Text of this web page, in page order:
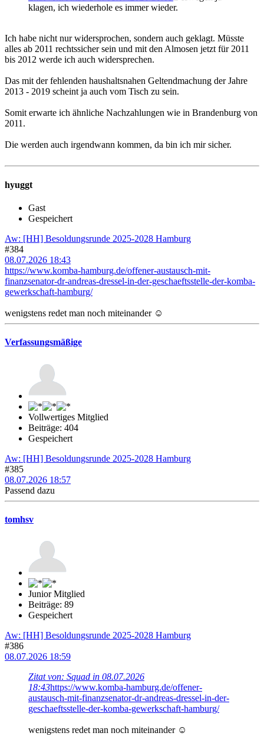
klagen, ich wiederhole es immer wieder.
Ich habe nicht nur widersprochen, sondern auch geklagt. Müsste
alles ab 2011 rechtssicher sein und mit den Almosen jetzt für 2011
bis 2012 werde ich auch widersprechen.
Das mit der fehlenden haushaltsnahen Geltendmachung der Jahre
2013 - 2019 scheint ja auch vom Tisch zu sein.
Somit erwarte ich ähnliche Nachzahlungen wie in Brandenburg von
2011.
Die werden auch irgendwann kommen, da bin ich mir sicher.
hyuggt
Gast
Gespeichert
Aw: [HH] Besoldungsrunde 2025-2028 Hamburg
#384
08.07.2026 18:43
https://www.komba-hamburg.de/offener-austausch-mit-
finanzsenator-dr-andreas-dressel-in-der-geschaeftsstelle-der-komba-
gewerkschaft-hamburg/
wenigstens redet man noch miteinander ☺️
Verfassungsmäßige
Vollwertiges Mitglied
Beiträge: 404
Gespeichert
Aw: [HH] Besoldungsrunde 2025-2028 Hamburg
#385
08.07.2026 18:57
Passend dazu
tomhsv
Junior Mitglied
Beiträge: 89
Gespeichert
Aw: [HH] Besoldungsrunde 2025-2028 Hamburg
#386
08.07.2026 18:59
Zitat von: Squad in 08.07.2026
18:43https://www.komba-hamburg.de/offener-
austausch-mit-finanzsenator-dr-andreas-dressel-in-der-
geschaeftsstelle-der-komba-gewerkschaft-hamburg/
wenigstens redet man noch miteinander ☺️